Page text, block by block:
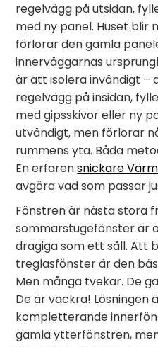
regelvägg på utsidan,
med ny panel. Huset blir
förlorar den gamla
innerväggarnas
är att isolera invändigt –
regelvägg på insidan,
med gipsskivor eller ny
utvändigt, men förlorar
rummens yta. Båda
En erfarensnickare
avgöra vad som passar
Fönstren är nästa stora
sommarstugefönster är
dragiga som ett såll. Att
treglasfönster är den
Men många tvekar. De
De är vackra! Lösningen
kompletterande
gamla ytterfönstren,